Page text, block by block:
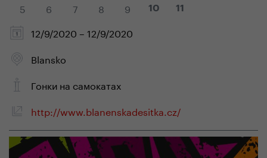
5 6 7 8 9 10 11
12/9/2020 – 12/9/2020
Blansko
Гонки на самокатах
http://www.blanenskadesitka.cz/